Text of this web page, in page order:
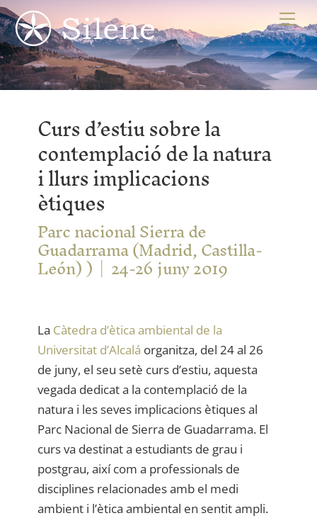
Skip
to
content
Curs d’estiu sobre la
contemplació de la natura
i llurs implicacions
ètiques
Parc nacional Sierra de
Guadarrama (Madrid, Castilla-
León) ) 24-26 juny 2019
La Càtedra d’ètica ambiental de la
Universitat d’Alcalá organitza, del 24 al 26
de juny, el seu setè curs d’estiu, aquesta
vegada dedicat a la contemplació de la
natura i les seves implicacions ètiques al
Parc Nacional de Sierra de Guadarrama. El
curs va destinat a estudiants de grau i
postgrau, així com a professionals de
disciplines relacionades amb el medi
ambient i l’ètica ambiental en sentit ampli.